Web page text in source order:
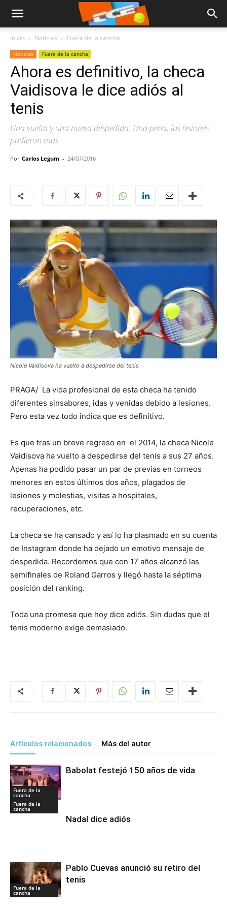
Inicio Noticias Fuera de la cancha
Noticias Fuera de la cancha
Ahora es definitivo, la checa
Vaidisova le dice adiós al
tenis
Una vuelta y una nueva despedida. Una pena, las lesiones
pudieron más.
Por Carlos Legum - 24/07/2016
Nicole Vaidisova ha vuelto a despedirse del tenis
PRAGA/ La vida profesional de esta checa ha tenido
diferentes sinsabores, idas y venidas debido a lesiones.
Pero esta vez todo indica que es definitivo.
Es que tras un breve regreso en el 2014, la checa Nicole
Vaidisova ha vuelto a despedirse del tenis a sus 27 años.
Apenas ha podido pasar un par de previas en torneos
menores en estos últimos dos años, plagados de
lesiones y molestias, visitas a hospitales,
recuperaciones, etc.
La checa se ha cansado y así lo ha plasmado en su cuenta
de Instagram donde ha dejado un emotivo mensaje de
despedida. Recordemos que con 17 años alcanzó las
semifinales de Roland Garros y llegó hasta la séptima
posición del ranking.
Toda una promesa que hoy dice adiós. Sin dudas que el
tenis moderno exige demasiado.
Artículos relacionados Más del autor
Fuera de la
cancha
Babolat festejó 150 años de vida
Fuera de la
cancha
Nadal dice adiós
Fuera de la
cancha
Pablo Cuevas anunció su retiro del
tenis